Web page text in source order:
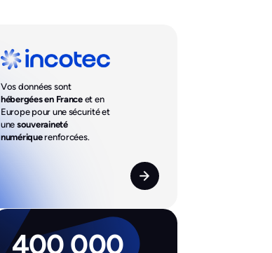
Vos données sont
hébergées en Franceet en
Europe pour une sécurité et
unesouveraineté
numériquerenforcées.
400 000